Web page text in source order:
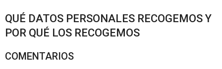
QUÉ DATOS PERSONALES RECOGEMOS Y
POR QUÉ LOS RECOGEMOS
COMENTARIOS